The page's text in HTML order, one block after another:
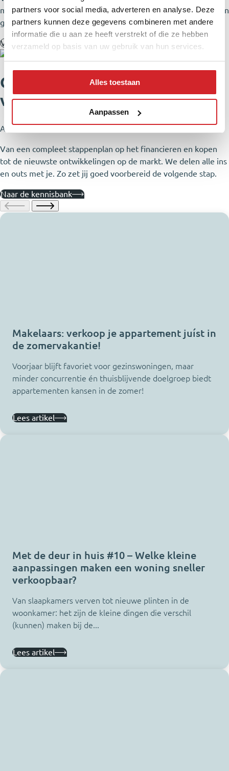
partners voor social media, adverteren en analyse. Deze
partners kunnen deze gegevens combineren met andere
informatie die u aan ze heeft verstrekt of die ze hebben
verzameld op basis van uw gebruik van hun services.
Alles toestaan
Aanpassen
minderwerk. Zo weet je waar je aan toe bent en zet je met een
gerust gevoel een stap vooruit.
Vraag je nieuw wonen-gesprek aan
Onze expertise in jouw
voordeel
Alles over nieuwbouw in een kennisbank!
Van een compleet stappenplan op het financieren en kopen
tot de nieuwste ontwikkelingen op de markt. We delen alle ins
en outs met je. Zo zet jij goed voorbereid de volgende stap.
Naar de kennisbank
Makelaars: verkoop je appartement juíst in
de zomervakantie!
Voorjaar blijft favoriet voor gezinswoningen, maar
minder concurrentie én thuisblijvende doelgroep biedt
appartementen kansen in de zomer!
Lees artikel
Met de deur in huis #10 – Welke kleine
aanpassingen maken een woning sneller
verkoopbaar?
Van slaapkamers verven tot nieuwe plinten in de
woonkamer: het zijn de kleine dingen die verschil
(kunnen) maken bij de...
Lees artikel